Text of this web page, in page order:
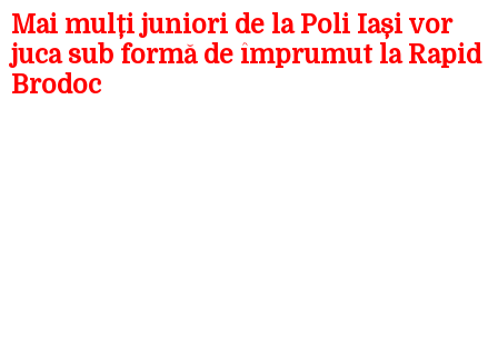
Mai mulți juniori de la Poli Iași vor
juca sub formă de împrumut la Rapid
Brodoc